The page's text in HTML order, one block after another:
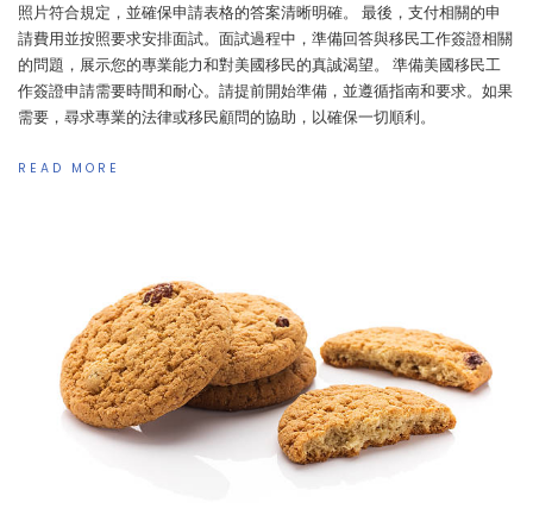
照片符合規定，並確保申請表格的答案清晰明確。 最後，支付相關的申
請費用並按照要求安排面試。面試過程中，準備回答與移民工作簽證相關
的問題，展示您的專業能力和對美國移民的真誠渴望。 準備美國移民工
作簽證申請需要時間和耐心。請提前開始準備，並遵循指南和要求。如果
需要，尋求專業的法律或移民顧問的協助，以確保一切順利。
READ MORE